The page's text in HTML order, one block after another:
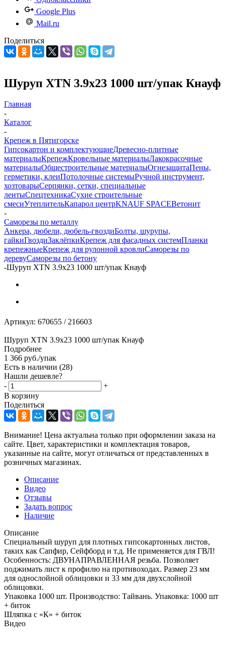
Google Plus
Mail.ru
Поделиться
Шуруп ХTN 3.9x23 1000 шт/упак Кнауф
Главная
-
Каталог
-
Крепеж в Пятигорске
Гипсокартон и комплектующиеДревесно-плитные
материалыКрепежКровельные материалыЛакокрасочные
материалыОбщестроительные материалыОгнезащитаПены,
герметики, клеиПотолочные системыРучной инструмент,
хозтоварыСерпянки, сетки, специальные
лентыСпецтехникаСухие строительные
смесиУтеплительКапарол центрKNAUF SPACEВетонит
-
Саморезы по металлу
Анкера, дюбели, дюбель-гвоздиБолты, шурупы,
гайкиГвоздиЗаклёпкиКрепеж для фасадных системПланки
крепежныеКрепеж для рулонной кровлиСаморезы по
деревуСаморезы по бетону
-Шуруп ХTN 3.9x23 1000 шт/упак Кнауф
Артикул: 670655 / 216603
Шуруп ХTN 3.9x23 1000 шт/упак Кнауф
Подробнее
1 366 руб./упак
Есть в наличии (28)
Нашли дешевле?
-
+
В корзину
Поделиться
Внимание! Цена актуальна только при оформлении заказа на
сайте. Цвет, характеристики и комплектация товаров,
указанные на сайте, могут отличаться от представленных в
розничных магазинах.
Описание
Видео
Отзывы
Задать вопрос
Наличие
Описание
Специальный шуруп для плотных гипсокартонных листов,
таких как Сапфир, Сейфборд и т.д. Не применяется для ГВЛ!
Особенность: ДВУНАПРАВЛЕННАЯ резьба. Позволяет
поджимать лист к профилю на противоходах. Размер 23 мм
для однослойной облицовки и 33 мм для двухслойной
облицовки.
Упаковка 1000 шт. Производство: Тайвань. Упаковка: 1000 шт
+ биток
Шляпка с «К» + биток
Видео